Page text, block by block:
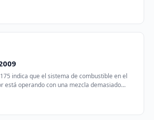
indica que el sistema de combustible en el
está operando con una mezcla demasiado